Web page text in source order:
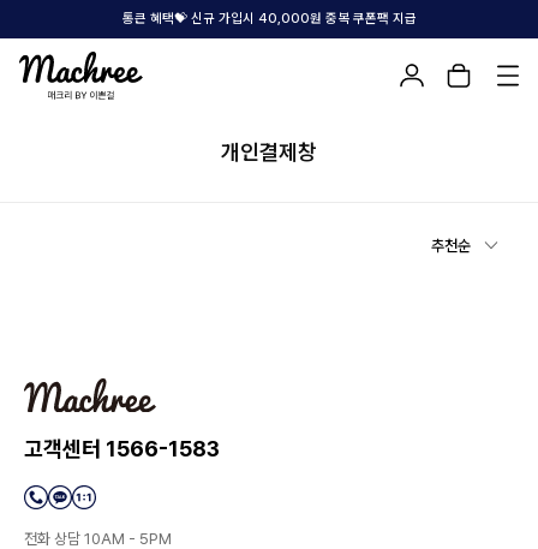
통큰 혜택💝 신규 가입시 40,000원 중복 쿠폰팩 지급
개인결제창
추천순
고객센터 1566-1583
전화 상담 10AM - 5PM